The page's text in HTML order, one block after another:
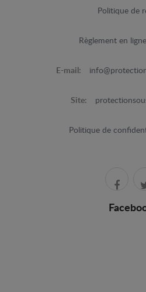
Politique de
Règlement en
E-mail:
Site:
Politique de